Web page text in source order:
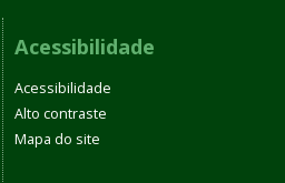
Acessibilidade
Acessibilidade
Alto contraste
Mapa do site